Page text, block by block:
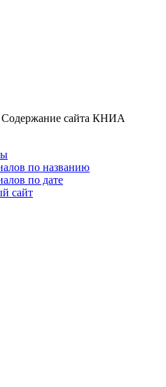
сайта КНИА
по названию
по дате
сайт